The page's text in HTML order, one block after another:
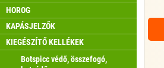
HOROG
KAPÁSJELZŐK
KIEGÉSZÍTŐ KELLÉKEK
Botspicc védő, összefogó,